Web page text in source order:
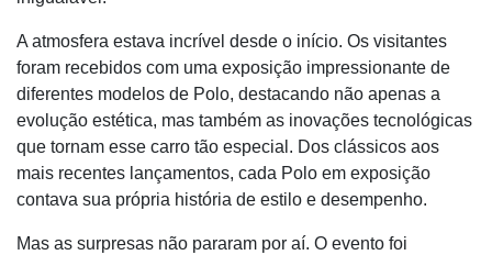
A atmosfera estava incrível desde o início. Os visitantes
foram recebidos com uma exposição impressionante de
diferentes modelos de Polo, destacando não apenas a
evolução estética, mas também as inovações tecnológicas
que tornam esse carro tão especial. Dos clássicos aos
mais recentes lançamentos, cada Polo em exposição
contava sua própria história de estilo e desempenho.
Mas as surpresas não pararam por aí. O evento foi